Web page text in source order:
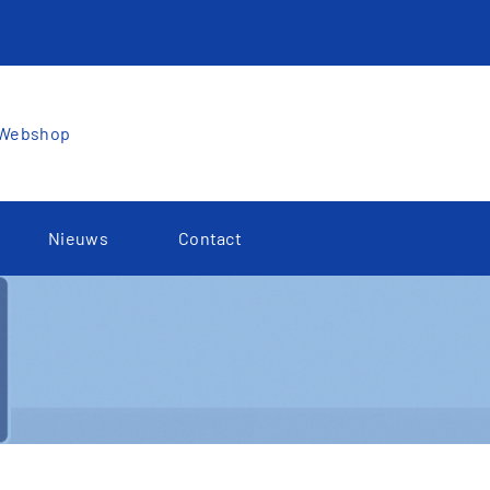
Nieuws Contact